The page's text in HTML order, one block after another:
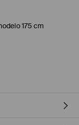
175 cm